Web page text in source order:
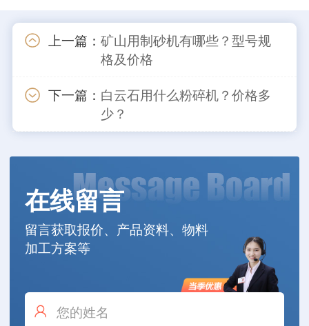
上一篇： 矿山用制砂机有哪些？型号规
格及价格
下一篇： 白云石用什么粉碎机？价格多
少？
在线留言
留言获取报价、产品资料、物料
加工方案等